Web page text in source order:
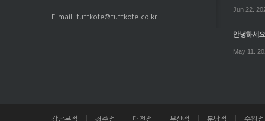
E-mail. tuffkote@tuffkote.co.kr
Jun 22.
안녕하세요
May 11.
강남본점 청주점 대전점 부산점 분당점 수원점